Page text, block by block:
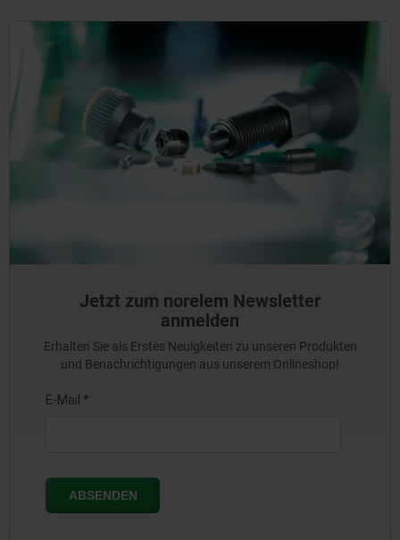
Jetzt zum norelem Newsletter
anmelden
Erhalten Sie als Erstes Neuigkeiten zu unseren Produkten
und Benachrichtigungen aus unserem Onlineshop!